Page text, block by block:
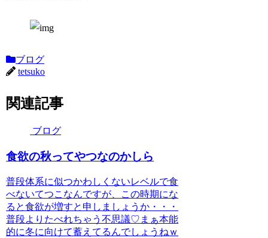
ブログ
tetsuko
関連記事
ブログ
食欲の秋ってやつなのかしら
普段体系に似つかわしくないレベルで食
べないてつこなんですが、この時期にな
ると食欲が増すと申しましょうか・・・
普段よりたべれちゃう不思議♡まぁ本能
的に冬に向けて蓄えてるんでしょうねｗ